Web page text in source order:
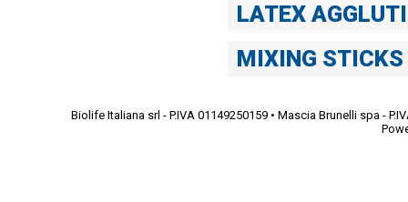
LATEX
MIXING STICKS
Biolife Italiana srl - P.IVA 01149250159 • Mascia Brunelli spa -